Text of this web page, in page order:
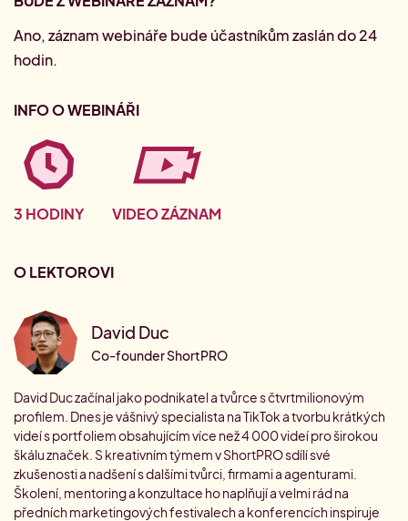
Ano, záznam webináře bude účastníkům zaslán do 24
hodin.
INFO O WEBINÁŘI
3 HODINY VIDEO ZÁZNAM
O LEKTOROVI
David Duc
Co-founder ShortPRO
David Duc začínal jako podnikatel a tvůrce s čtvrtmilionovým
profilem. Dnes je vášnivý specialista na TikTok a tvorbu krátkých
videí s portfoliem obsahujícím více než 4 000 videí pro širokou
škálu značek. S kreativním týmem v ShortPRO sdílí své
zkušenosti a nadšení s dalšími tvůrci, firmami a agenturami.
Školení, mentoring a konzultace ho naplňují a velmi rád na
předních marketingových festivalech a konferencích inspiruje